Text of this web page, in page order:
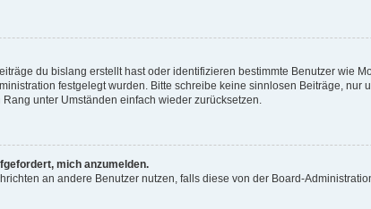
du bislang erstellt hast oder identifizieren bestimmte Benutzer wie
festgelegt wurden. Bitte schreibe keine sinnlosen Beiträge,
unter Umständen einfach wieder zurücksetzen.
mich anzumelden.
an andere Benutzer nutzen, falls diese von der Board-